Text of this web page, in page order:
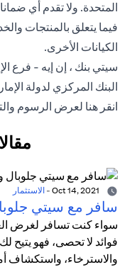
المتحدة. ولا تقدم أي
فيما يتعلق بالمنتجات
الكيانات الأخرى.
سيتي بنك ، إن إيه - فرع
البنك المركزي لدولة
انقر هنا in a new tab
لعرض الرسوم
- الاستثمار
سافر مع سيتي
سواء كنت تسافر لغرض
فوائد لا تحصى، فهو يتيح
والاسترخاء، واستكشاف